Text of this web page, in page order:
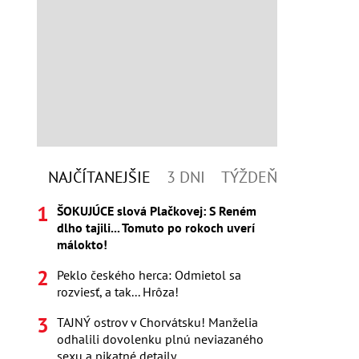
NAJČÍTANEJŠIE 3 DNI TÝŽDEŇ
ŠOKUJÚCE slová Plačkovej: S Reném
dlho tajili... Tomuto po rokoch uverí
málokto!
Peklo českého herca: Odmietol sa
rozviesť, a tak... Hrôza!
TAJNÝ ostrov v Chorvátsku! Manželia
odhalili dovolenku plnú neviazaného